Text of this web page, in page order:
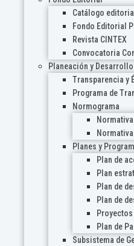
Catálogo editorial
Fondo Editorial
Revista CINTEX
Convocatoria
Planeación y
Transparencia y
Programa de
Normograma
Planes y
Plan de
Plan
Plan de
Plan de
Plan de
Subsistema de